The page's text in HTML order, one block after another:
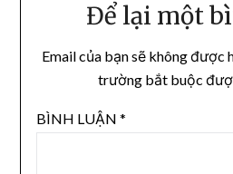
Để lại một
Email của bạn sẽ không được
trường bắt buộc
BÌNH LUẬN *